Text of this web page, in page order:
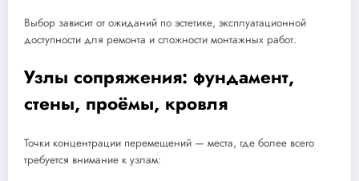
Выбор зависит от ожиданий по эстетике, эксплуатационной
доступности для ремонта и сложности монтажных работ.
Узлы сопряжения: фундамент,
стены, проёмы, кровля
Точки концентрации перемещений — места, где более всего
требуется внимание к узлам: